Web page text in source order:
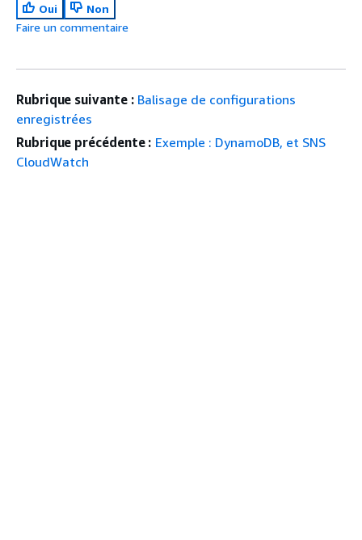
Oui
Non
Faire un commentaire
Rubrique suivante : Balisage de configurations
enregistrées
Rubrique précédente : Exemple : DynamoDB, et SNS
CloudWatch